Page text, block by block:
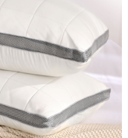
條碼／台灣大直營門市／銀行轉
費。
（以下簡稱本公司）所提供，讓
務，並由商店將買賣／分期付款
司帳單繳交帳款。
約關係目的，商店將以您的個人
大哥大進項蒐集、處理及利用，
之確認、核對及更正。
https://oppay.tw/userRule
，將跳轉至「AFTEE先享後付」
可完成結帳。
訊。
訊中的連結，可透過四大超商／
方視為交易完成。
，但若您需要取消訂單，請聯絡
仍視為有效，需透過AFTEE先享
之結帳頁面顯示為準，若有關於
疑問，請聯繫「AFTEE先享後付
support/home
費
費